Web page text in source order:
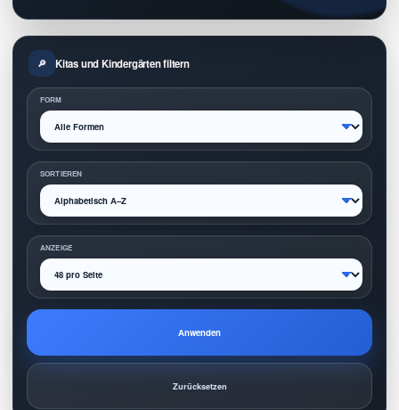
Kitas und Kindergärten filtern
FORM
SORTIEREN
ANZEIGE
Anwenden
Zurücksetzen